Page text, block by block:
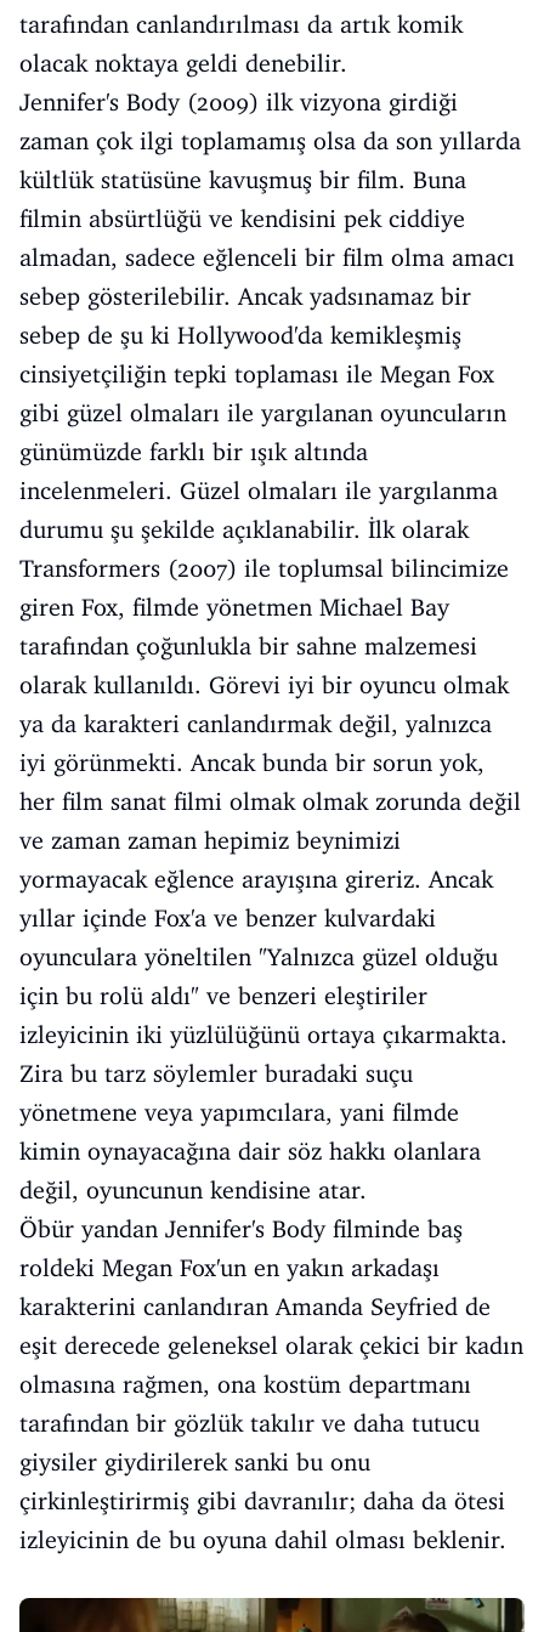
tarafından canlandırılması da artık komik
olacak noktaya geldi denebilir.
Jennifer's Body (2009) ilk vizyona girdiği
zaman çok ilgi toplamamış olsa da son yıllarda
kültlük statüsüne kavuşmuş bir film. Buna
filmin absürtlüğü ve kendisini pek ciddiye
almadan, sadece eğlenceli bir film olma amacı
sebep gösterilebilir. Ancak yadsınamaz bir
sebep de şu ki Hollywood'da kemikleşmiş
cinsiyetçiliğin tepki toplaması ile Megan Fox
gibi güzel olmaları ile yargılanan oyuncuların
günümüzde farklı bir ışık altında
incelenmeleri. Güzel olmaları ile yargılanma
durumu şu şekilde açıklanabilir. İlk olarak
Transformers (2007) ile toplumsal bilincimize
giren Fox, filmde yönetmen Michael Bay
tarafından çoğunlukla bir sahne malzemesi
olarak kullanıldı. Görevi iyi bir oyuncu olmak
ya da karakteri canlandırmak değil, yalnızca
iyi görünmekti. Ancak bunda bir sorun yok,
her film sanat filmi olmak olmak zorunda değil
ve zaman zaman hepimiz beynimizi
yormayacak eğlence arayışına gireriz. Ancak
yıllar içinde Fox'a ve benzer kulvardaki
oyunculara yöneltilen "Yalnızca güzel olduğu
için bu rolü aldı" ve benzeri eleştiriler
izleyicinin iki yüzlülüğünü ortaya çıkarmakta.
Zira bu tarz söylemler buradaki suçu
yönetmene veya yapımcılara, yani filmde
kimin oynayacağına dair söz hakkı olanlara
değil, oyuncunun kendisine atar.
Öbür yandan Jennifer's Body filminde baş
roldeki Megan Fox'un en yakın arkadaşı
karakterini canlandıran Amanda Seyfried de
eşit derecede geleneksel olarak çekici bir kadın
olmasına rağmen, ona kostüm departmanı
tarafından bir gözlük takılır ve daha tutucu
giysiler giydirilerek sanki bu onu
çirkinleştirirmiş gibi davranılır; daha da ötesi
izleyicinin de bu oyuna dahil olması beklenir.